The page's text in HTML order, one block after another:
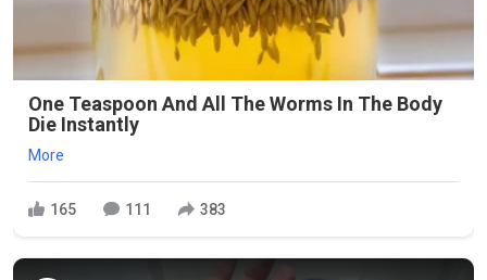
One Teaspoon And All The Worms In The Body
Die Instantly
More
165 111 383